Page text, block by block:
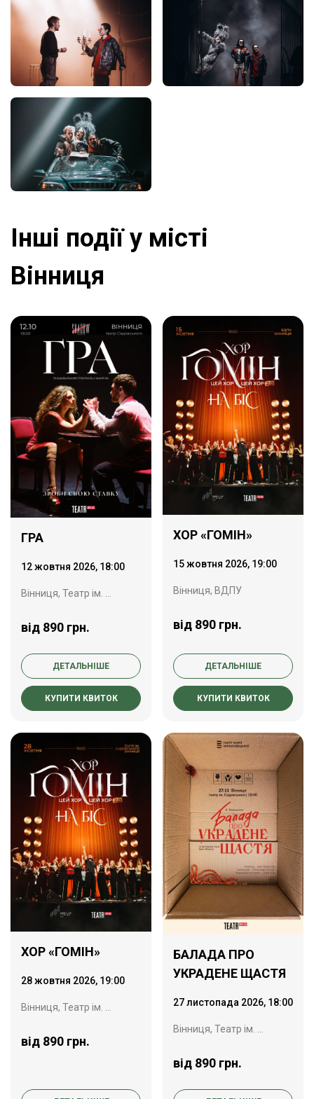
Інші події у місті
Вінниця
ГРА
12 жовтня 2026, 18:00
від 890 грн.
ДЕТАЛЬНІШЕ
КУПИТИ КВИТОК
ХОР «ГОМІН»
15 жовтня 2026, 19:00
Вінниця, ВДПУ
від 890 грн.
ДЕТАЛЬНІШЕ
КУПИТИ КВИТОК
ХОР «ГОМІН»
28 жовтня 2026, 19:00
від 890 грн.
БАЛАДА ПРО
УКРАДЕНЕ ЩАСТЯ
27 листопада 2026, 18:00
від 890 грн.